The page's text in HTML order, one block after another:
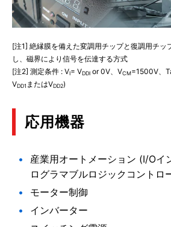
[注1] 絶縁膜を備えた変調用チップと復調用チッ
し、磁界により信号を伝達する方式
[注2] 測定条件 : VI= VDDI or 0V、VCM=1500V、
VDD1 またはVDD2)
応用機器
産業用オートメーション (I/Oイ
ログラマブルロジックコントロ
モーター制御
インバーター